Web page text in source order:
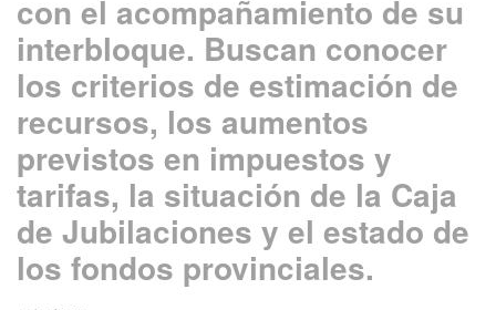
con el acompañamiento de su
interbloque. Buscan conocer
los criterios de estimación de
recursos, los aumentos
previstos en impuestos y
tarifas, la situación de la Caja
de Jubilaciones y el estado de
los fondos provinciales.